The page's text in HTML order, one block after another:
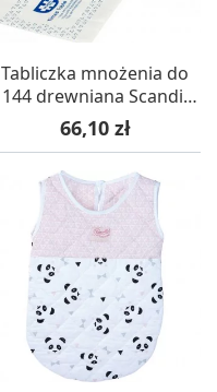
Tabliczka mnożenia do
144 drewniana Scandi,
BigJigs
Cena
66,10 zł